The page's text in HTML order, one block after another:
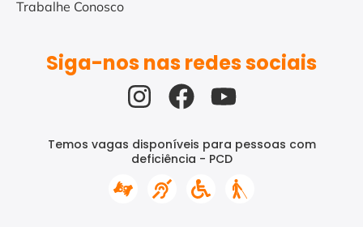
Trabalhe Conosco
Siga-nos nas redes sociais
Temos vagas disponíveis para pessoas com
deficiência - PCD